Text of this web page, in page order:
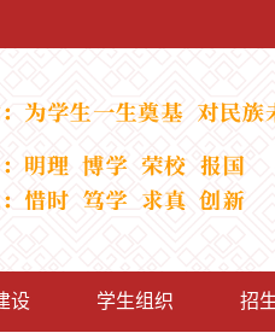
设 学生组织 招